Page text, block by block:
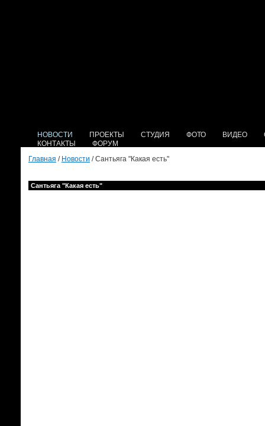
НОВОСТИ ПРОЕКТЫ СТУДИЯ ФОТО ВИДЕО
КОНТАКТЫ
ФОРУМ
Главная / Новости / Сантьяга "Какая есть"
Сантьяга "Какая есть"